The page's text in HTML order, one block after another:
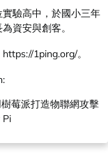
驗高中，於國小三年
資安與創客。
https://1ping.org/。
莓派打造物聯網攻擊